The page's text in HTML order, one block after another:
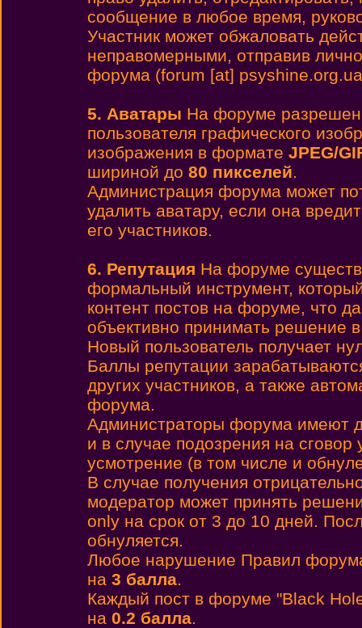
сообщение в любое время,
Участник может обжаловать
неправомерными, отправив
форума (forum [at]
5. Аватары На форуме
пользователя графического
изображения в формате JPEG/
шириной до 80 пикселей.
Администрация форума может
удалить аватару, если она
его участников.
6. Репутация На форуме
формальный инструмент,
контент постов на форуме, что
объективно принимать решение
Новый пользователь получает
Баллы репутации
других участников, а также
форума.
Администраторы форума имеют
и в случае подозрения на
усмотрение (в том числе и
В случае получения
модератор может принять
only на срок от 3 до 10 дней.
обнуляется.
Любое нарушение Правил
на 3 балла.
Каждый пост в форуме "Black
на 0.2 балла.